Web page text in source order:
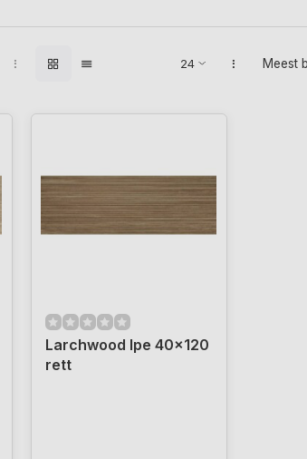
Meest
Larchwood Ipe 40x120
rett